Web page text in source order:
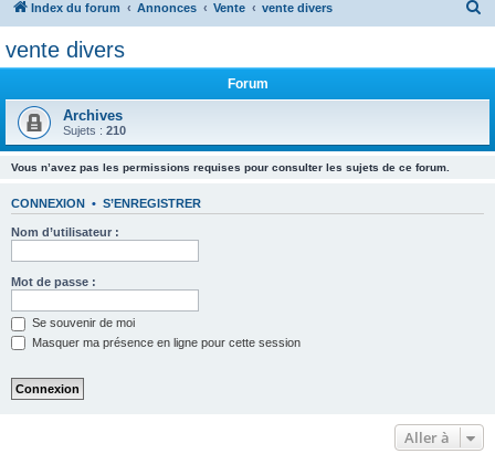
Index du forum Annonces Vente vente divers
vente divers
Forum
Archives
Sujets : 210
Vous n’avez pas les permissions requises pour consulter les sujets de ce forum.
CONNEXION • S’ENREGISTRER
Nom d’utilisateur :
Mot de passe :
Se souvenir de moi
Masquer ma présence en ligne pour cette session
Aller à